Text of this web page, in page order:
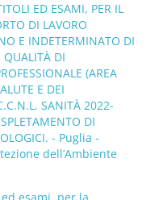
ED ESAMI, PER IL
DI LAVORO
E INDETERMINATO DI
DI
(AREA
E DEI
SANITÀ 2022-
DI
- Puglia -
dell’Ambiente